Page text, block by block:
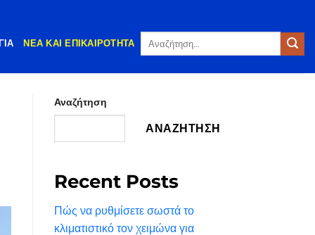
ΝΈΑ ΚΑΙ ΕΠΙΚΑΙΡΌΤΗΤΑ
Αναζήτηση
Αναζήτηση
ΑΝΑΖΉΤΗΣΗ
Recent Posts
Πώς να ρυθμίσετε σωστά το
κλιματιστικό τον χειμώνα για